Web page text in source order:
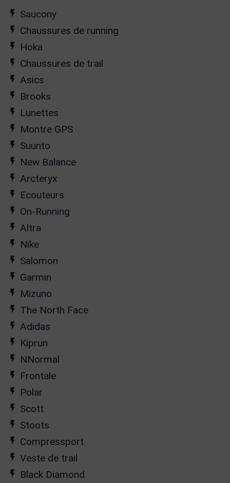
Saucony
Chaussures de running
Hoka
Chaussures de trail
Asics
Brooks
Lunettes
Montre GPS
Suunto
New Balance
Arcteryx
Ecouteurs
On-Running
Altra
Nike
Salomon
Garmin
Mizuno
The North Face
Adidas
Kiprun
NNormal
Frontale
Polar
Scott
Stoots
Compressport
Veste de trail
Black Diamond